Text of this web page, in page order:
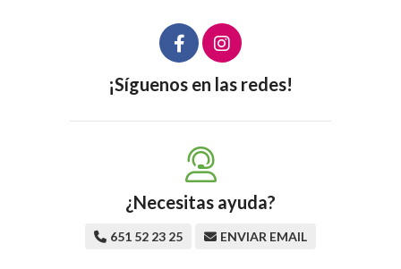
¡Síguenos en las redes!
¿Necesitas ayuda?
651 52 23 25 ENVIAR EMAIL